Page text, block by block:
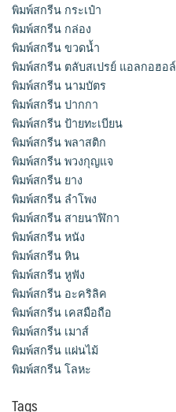
พิมพ์สกรีน กระเป๋า
พิมพ์สกรีน กล่อง
พิมพ์สกรีน ขวดน้ำ
พิมพ์สกรีน ตลับสเปรย์ แอลกอฮอล์
พิมพ์สกรีน นามบัตร
พิมพ์สกรีน ปากกา
พิมพ์สกรีน ป้ายทะเบียน
พิมพ์สกรีน พลาสติก
พิมพ์สกรีน พวงกุญแจ
พิมพ์สกรีน ยาง
พิมพ์สกรีน ลำโพง
พิมพ์สกรีน สายนาฬิกา
พิมพ์สกรีน หนัง
พิมพ์สกรีน หิน
พิมพ์สกรีน หูฟัง
พิมพ์สกรีน อะคริลิค
พิมพ์สกรีน เคสมือถือ
พิมพ์สกรีน เมาส์
พิมพ์สกรีน แผ่นไม้
พิมพ์สกรีน โลหะ
Tags